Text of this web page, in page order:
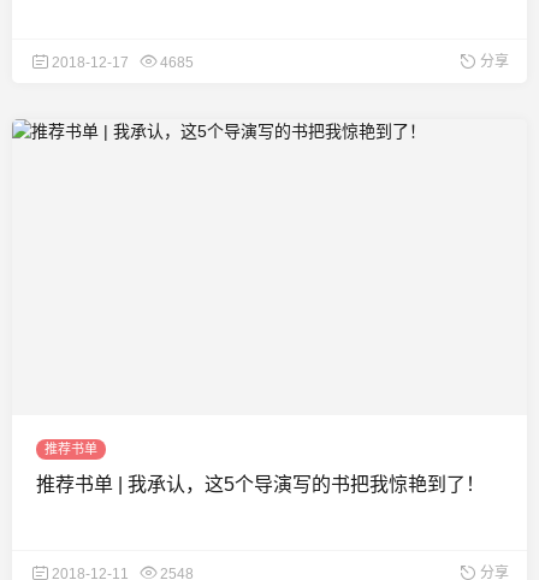
2018-12-17 4685 分享
推荐书单
推荐书单 | 我承认，这5个导演写的书把我惊艳到了！
2018-12-11 2548 分享